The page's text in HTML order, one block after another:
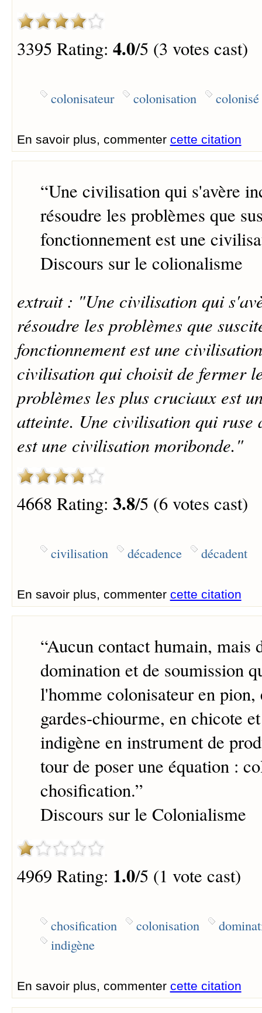
3395 Rating: 4.0/5 (3 votes cast)
colonisateur colonisation colonisé
En savoir plus, commenter cette citation
“Une civilisation qui s'avère
résoudre les problèmes que
fonctionnement est une
Discours sur le colionalisme
extrait : "Une civilisation qui
résoudre les problèmes que
fonctionnement est une
civilisation qui choisit de fermer
problèmes les plus cruciaux est
atteinte. Une civilisation qui ruse
est une civilisation moribonde."
4668 Rating: 3.8/5 (6 votes cast)
civilisation décadence décadent
En savoir plus, commenter cette citation
“Aucun contact humain, mais
domination et de soumission
l'homme colonisateur en pion,
gardes-chiourme, en chicote
indigène en instrument de
tour de poser une équation :
chosification.”
Discours sur le Colonialisme
4969 Rating: 1.0/5 (1 vote cast)
chosification colonisation
indigène
En savoir plus, commenter cette citation